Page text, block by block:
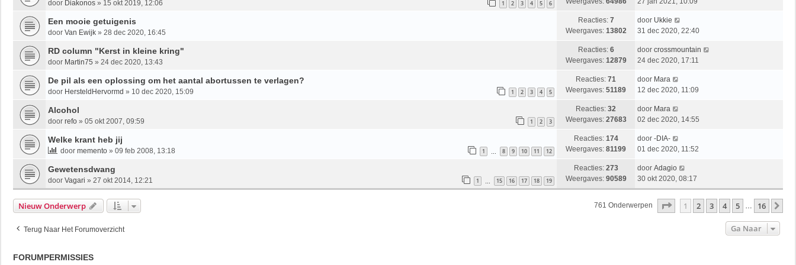
door Diakonos » 15 okt 2019, 12:06 1 2 3 4 5 6
Een mooie getuigenis
door Van Ewijk » 28 dec 2020, 16:45
Reacties: 7
Weergaves: 13802
door Ukkie
31 dec 2020, 22:40
RD column "Kerst in kleine kring"
door Martin75 » 24 dec 2020, 13:43
Reacties: 6
Weergaves: 12879
door crossmountain
24 dec 2020, 17:11
De pil als een oplossing om het aantal abortussen te verlagen?
door HersteldHervormd » 10 dec 2020, 15:09 1 2 3 4 5
Reacties: 71
Weergaves: 51189
door Mara
12 dec 2020, 11:09
Alcohol
door refo » 05 okt 2007, 09:59 1 2 3
Reacties: 32
Weergaves: 27683
door Mara
02 dec 2020, 14:55
Welke krant heb jij
door memento » 09 feb 2008, 13:18 1 8 9 10 11 12
Reacties: 174
Weergaves: 81199
door -DIA-
01 dec 2020, 11:52
Gewetensdwang
door Vagari » 27 okt 2014, 12:21 1 15 16 17 18 19
Reacties: 273
Weergaves: 90589
door Adagio
30 okt 2020, 08:17
Nieuw Onderwerp 761 Onderwerpen Pagina1 Van 16
1 2 3 4 5 … 16
Terug Naar Het Forumoverzicht Ga Naar
FORUMPERMISSIES